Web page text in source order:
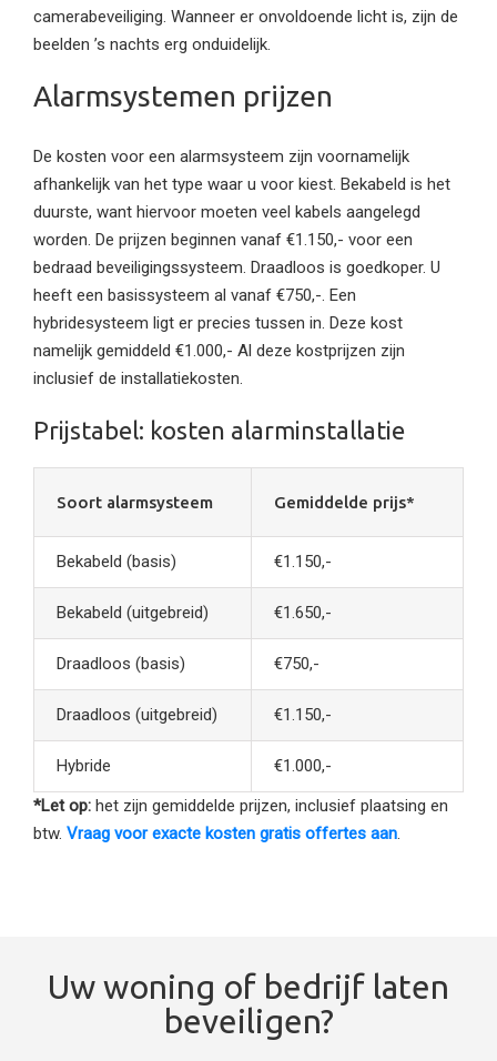
camerabeveiliging. Wanneer er onvoldoende licht is, zijn de
beelden ’s nachts erg onduidelijk.
Alarmsystemen prijzen
De kosten voor een alarmsysteem zijn voornamelijk
afhankelijk van het type waar u voor kiest. Bekabeld is het
duurste, want hiervoor moeten veel kabels aangelegd
worden. De prijzen beginnen vanaf €1.150,- voor een
bedraad beveiligingssysteem. Draadloos is goedkoper. U
heeft een basissysteem al vanaf €750,-. Een
hybridesysteem ligt er precies tussen in. Deze kost
namelijk gemiddeld €1.000,- Al deze kostprijzen zijn
inclusief de installatiekosten.
Prijstabel: kosten alarminstallatie
Soort alarmsysteem Gemiddelde prijs*
Bekabeld (basis) €1.150,-
Bekabeld (uitgebreid) €1.650,-
Draadloos (basis) €750,-
Draadloos (uitgebreid) €1.150,-
Hybride
€1.000,-
*Let op: het zijn gemiddelde prijzen, inclusief plaatsing en
btw. Vraag voor exacte kosten gratis offertes aan
Uw woning of bedrijf laten
beveiligen?